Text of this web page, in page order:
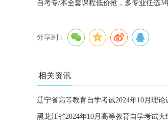
自考专/本全套课程低价抢，多专业任选3
分享到：
相关资讯
辽宁省高等教育自学考试2024年10月理
黑龙江省2024年10月高等教育自学考试